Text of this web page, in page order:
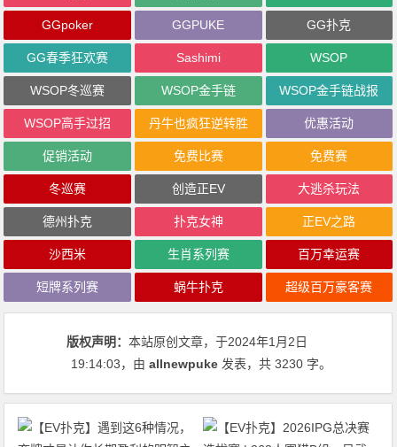
GGpoker GGPUKE GG扑克
GG春季狂欢赛 Sashimi WSOP
WSOP冬巡赛 WSOP金手链 WSOP金手链战报
WSOP高手过招 丹牛也疯狂逆转胜 优惠活动
促销活动 免费比赛 免费赛
冬巡赛 创造正EV 大逃杀玩法
德州扑克 扑克女神 正EV之路
沙西米 生肖系列赛 百万幸运赛
短牌系列赛 蜗牛扑克 超级百万豪客赛
版权声明：本站原创文章，于2024年1月2日
19:14:03，由allnewpuke 发表，共 3230 字。